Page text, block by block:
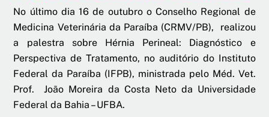
No último dia 16 de outubro o Conselho Regional de
Medicina Veterinária da Paraíba (CRMV/PB), realizou
a palestra sobre Hérnia Perineal: Diagnóstico e
Perspectiva de Tratamento, no auditório do Instituto
Federal da Paraíba (IFPB), ministrada pelo Méd. Vet.
Prof. João Moreira da Costa Neto da Universidade
Federal da Bahia – UFBA.